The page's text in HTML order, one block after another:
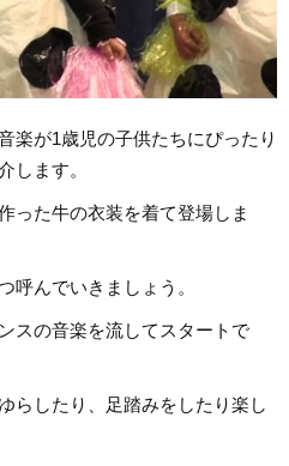
楽が1歳児の子供たちにぴったり
します。
った牛の衣装を着て登場しま
呼んでいきましょう。
スの音楽を流してスタートで
らしたり、足踏みをしたり楽し